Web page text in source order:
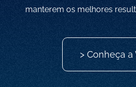
manterem os melhores
> Conheça a